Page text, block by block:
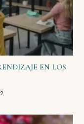
EN LOS